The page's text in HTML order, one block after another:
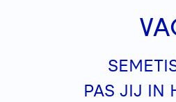
PAS JIJ IN